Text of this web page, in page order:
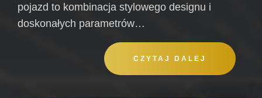
pojazd to kombinacja stylowego designu i
doskonałych parametrów…
CZYTAJ DALEJ